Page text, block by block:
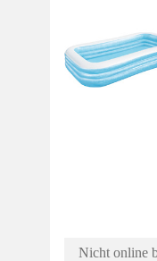
Nicht online